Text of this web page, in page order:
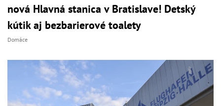
nová Hlavná stanica v Bratislave! Detský
kútik aj bezbarierové toalety
Domáce